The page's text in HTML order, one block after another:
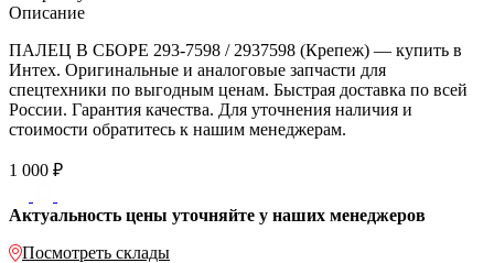
Описание
ПАЛЕЦ В СБОРЕ 293-7598 / 2937598 (Крепеж) — купить в
Интех. Оригинальные и аналоговые запчасти для
спецтехники по выгодным ценам. Быстрая доставка по всей
России. Гарантия качества. Для уточнения наличия и
стоимости обратитесь к нашим менеджерам.
1 000 ₽
Актуальность цены уточняйте у наших менеджеров
Посмотреть склады